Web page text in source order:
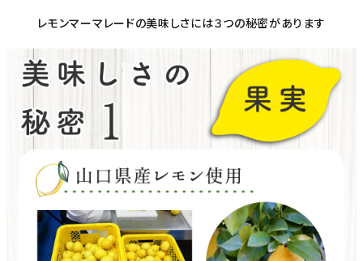
レモンマーマレードの美味しさには３つの秘密があります